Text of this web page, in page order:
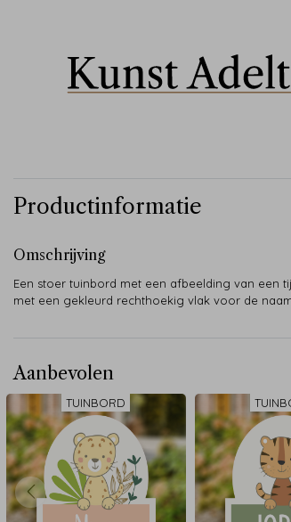
Productinformatie
Omschrijving
Een stoer tuinbord met een afbeelding van een
met een gekleurd rechthoekig vlak voor de
Aanbevolen
TUINBORD